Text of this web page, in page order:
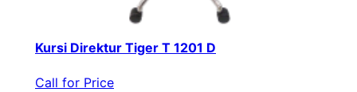
Kursi Direktur Tiger T 1201 D
Call for Price